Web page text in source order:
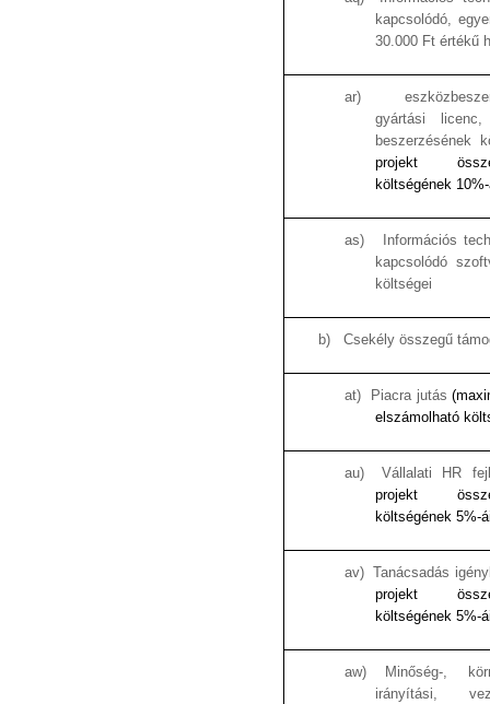
kapcsolódó,
30.000 Ft értékű
ar)
gyártási
beszerzésének
projekt
költségének
as)
Információs
kapcsolódó
költségei
b) Csekély összegű
at) Piacra jutás
elszámolható
au)
Vállalati HR
projekt
költségének 5%-
av) Tanácsadás
projekt
költségének 5%-
aw)
Minőség-,
irányítási,